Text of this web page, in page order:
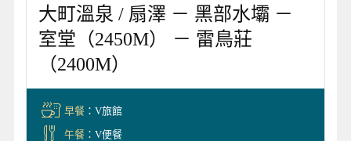
大町溫泉 / 扇澤 － 黑部水壩 －
室堂（2450M） － 雷鳥莊
（2400M）
早餐：V旅館
午餐：V便餐